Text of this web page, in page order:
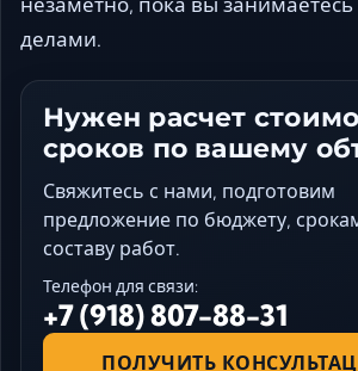
делами.
Нужен расчет
сроков по вашему
Свяжитесь с нами, подготовим
предложение по бюджету,
составу работ.
Телефон для связи:
+7 (918) 807-88-31
ПОЛУЧИТЬ